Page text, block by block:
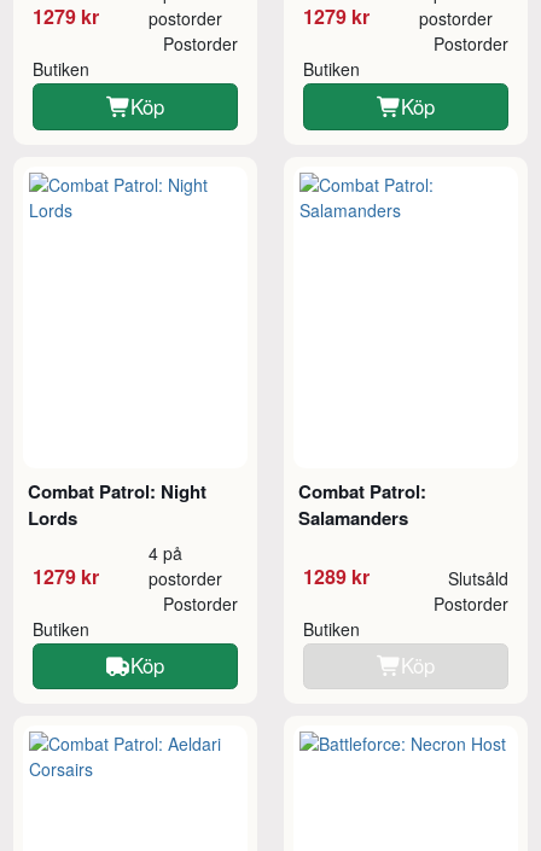
1279 kr
postorder
Butiken
Postorder
Köp
1279 kr
postorder
Butiken
Postorder
Köp
Combat Patrol: Night
Lords
1279 kr
4 på
postorder
Butiken
Postorder
Köp
Combat Patrol:
Salamanders
1289 kr Slutsåld
Butiken
Postorder
Köp